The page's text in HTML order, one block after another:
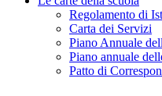
Regolamento di
Carta dei Servizi
Piano Annuale
Piano annuale
Patto di